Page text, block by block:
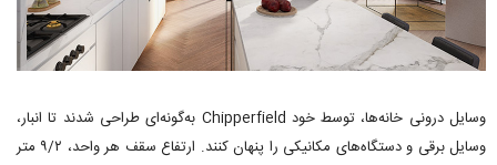
وسایل درونی خانه‌ها، توسط خود Chipperfield به‌گونه‌ای طراحی شدند تا انبار،
وسایل برقی و دستگاه‌های مکانیکی را پنهان کنند. ارتفاع سقف هر واحد، ۹/۲ متر